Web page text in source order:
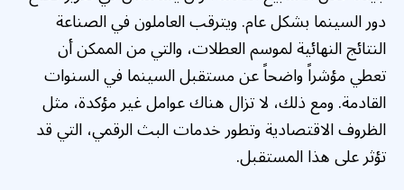
دور السينما بشكل عام. ويترقب العاملون في الصناعة
النتائج النهائية لموسم العطلات، والتي من الممكن أن
تعطي مؤشراً واضحاً عن مستقبل السينما في السنوات
القادمة. ومع ذلك، لا تزال هناك عوامل غير مؤكدة، مثل
الظروف الاقتصادية وتطور خدمات البث الرقمي، التي قد
تؤثر على هذا المستقبل.